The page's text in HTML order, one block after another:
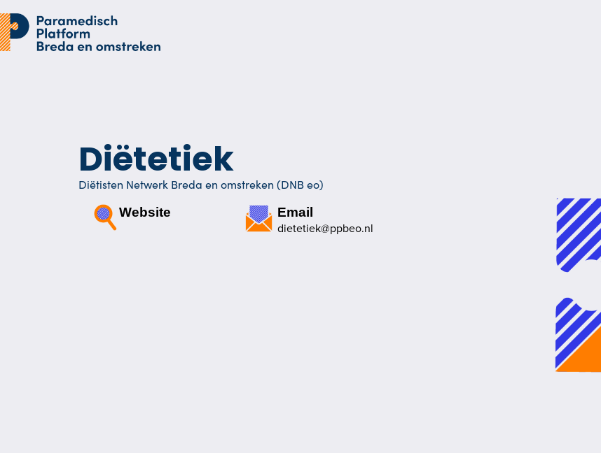
Diëtetiek
Diëtisten Netwerk Breda en omstreken (DNB eo)
Website
Email
dietetiek@ppbeo.nl